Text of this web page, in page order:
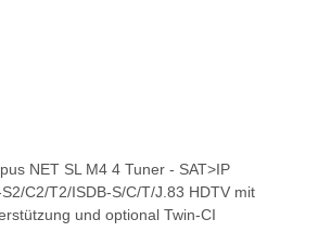
NET SL M4 4 Tuner - SAT>IP
C2/T2/ISDB-S/C/T/J.83 HDTV mit
und optional Twin-CI